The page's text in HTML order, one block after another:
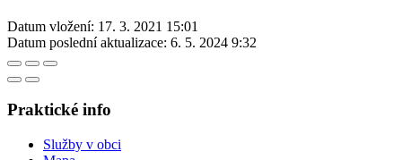
Datum vložení: 17. 3. 2021 15:01
Datum poslední aktualizace: 6. 5. 2024 9:32
Praktické info
Služby v obci